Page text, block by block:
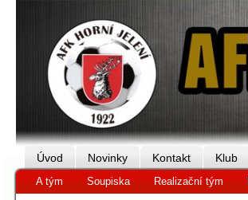
Úvod Novinky Kontakt Klub
A tým Soupiska Realizační tým